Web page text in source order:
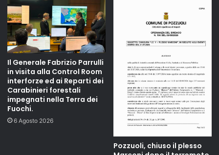
Il Generale Fabrizio Parrulli
in visita alla Control Room
interforze ed ai Reparti dei
Carabinieri forestali
impegnati nella Terra dei
Fuochi.
6 Agosto 2026
Pozzuoli, chiuso il plesso